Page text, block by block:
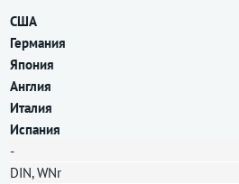
США
Германия
Япония
Англия
Италия
Испания
-
DIN, WNr